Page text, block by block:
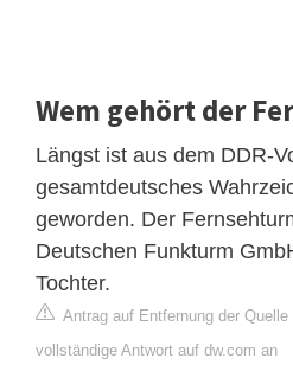
Wem gehört der
Längst ist aus dem DDR-
gesamtdeutsches
geworden. Der
Deutschen Funkturm
Tochter.
Antrag auf Entfernung der Quelle
vollständige Antwort auf dw.com an